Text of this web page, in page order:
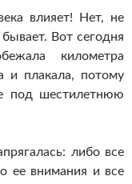
влияет! Нет, не
Вот сегодня
километра
и плакала, потому
под шестилетнюю
либо все
ее внимания и все